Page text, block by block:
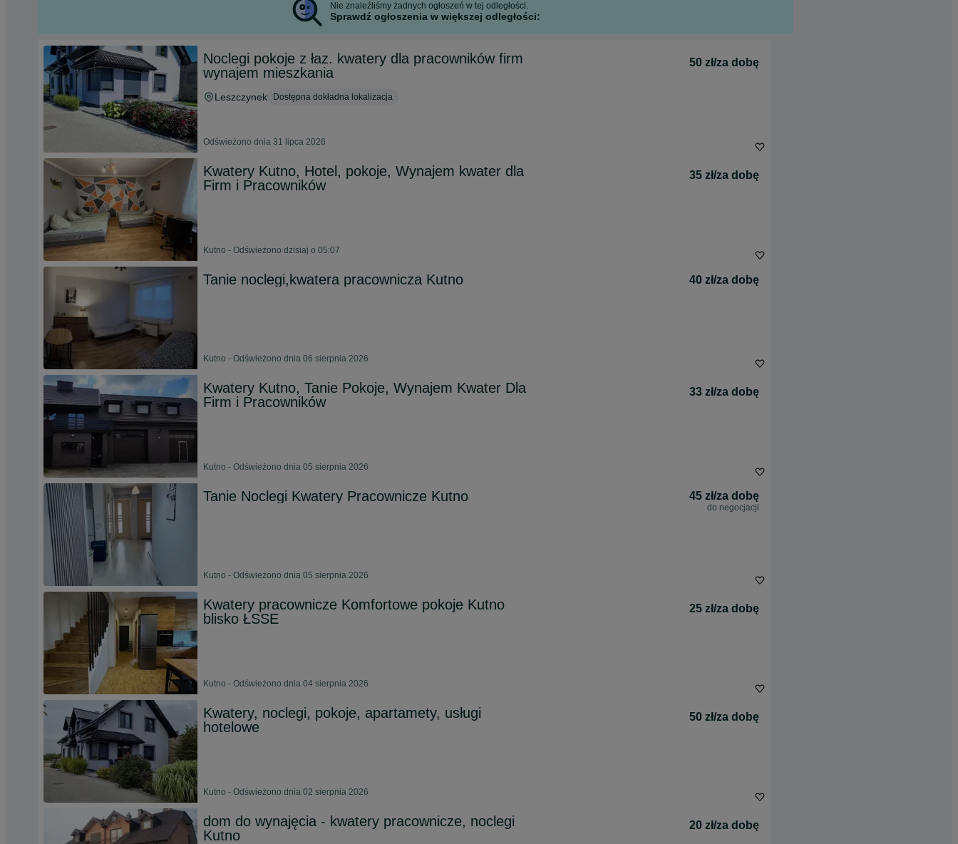
Nie znaleźliśmy żadnych ogłoszeń w tej odległości.
Sprawdź ogłoszenia w większej odległości:
Noclegi pokoje z łaz. kwatery dla pracowników firm
wynajem mieszkania
50 zł/za dobę
Leszczynek Dostępna dokładna lokalizacja
Odświeżono dnia 31 lipca 2026
Kwatery Kutno, Hotel, pokoje, Wynajem kwater dla
Firm i Pracowników
35 zł/za dobę
Kutno - Odświeżono dzisiaj o 05:07
Tanie noclegi,kwatera pracownicza Kutno 40 zł/za dobę
Kutno - Odświeżono dnia 06 sierpnia 2026
Kwatery Kutno, Tanie Pokoje, Wynajem Kwater Dla
Firm i Pracowników
33 zł/za dobę
Kutno - Odświeżono dnia 05 sierpnia 2026
Tanie Noclegi Kwatery Pracownicze Kutno 45 zł/za dobę
do negocjacji
Kutno - Odświeżono dnia 05 sierpnia 2026
Kwatery pracownicze Komfortowe pokoje Kutno
blisko ŁSSE
25 zł/za dobę
Kutno - Odświeżono dnia 04 sierpnia 2026
Kwatery, noclegi, pokoje, apartamety, usługi
hotelowe
50 zł/za dobę
Kutno - Odświeżono dnia 02 sierpnia 2026
dom do wynajęcia - kwatery pracownicze, noclegi
Kutno
20 zł/za dobę